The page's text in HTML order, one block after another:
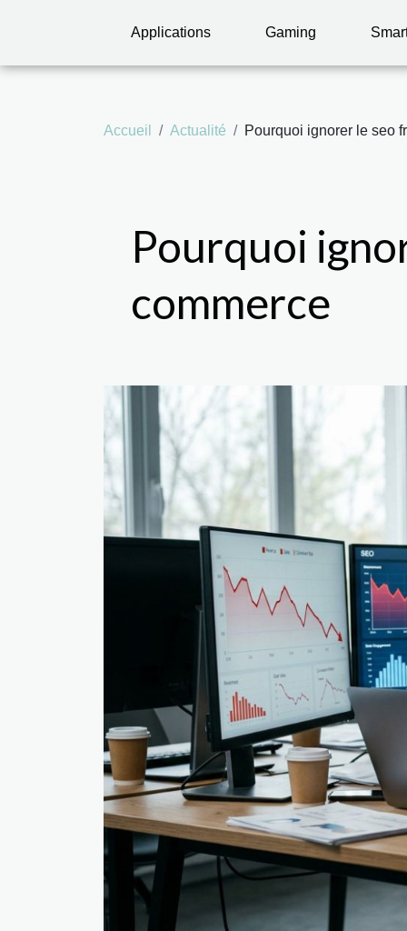
Applications Gaming
Accueil Actualité Pourquoi ignorer le seo
Pourquoi
commerce